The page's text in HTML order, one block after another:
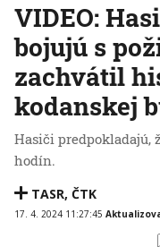
VIDEO:
bojujú s
zachvátil
kodanskej
Hasiči predpokladajú,
hodín.
TASR, ČTK
17. 4. 2024 11:27:45